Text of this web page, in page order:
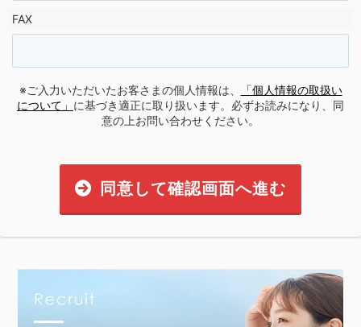
FAX
※ご入力いただいたお客さまの個人情報は、
「個人情報の取扱い
について」 に基づき適正に取り扱います。必ずお読みになり、同
意の上お問い合わせください。
同意して確認画面へ進む